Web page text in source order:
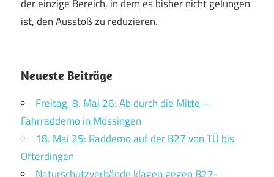
der einzige Bereich, in dem es bisher nicht gelungen
ist, den Ausstoß zu reduzieren.
Neueste Beiträge
Freitag, 8. Mai 26: Ab durch die Mitte –
Fahrraddemo in Mössingen
18. Mai 25: Raddemo auf der B27 von TÜ bis
Ofterdingen
Naturschutzverbände klagen gegen B27-